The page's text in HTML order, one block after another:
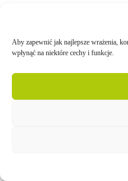
Aby zapewnić jak najlepsze wrażenia,
wpłynąć na niektóre cechy i funkcje.